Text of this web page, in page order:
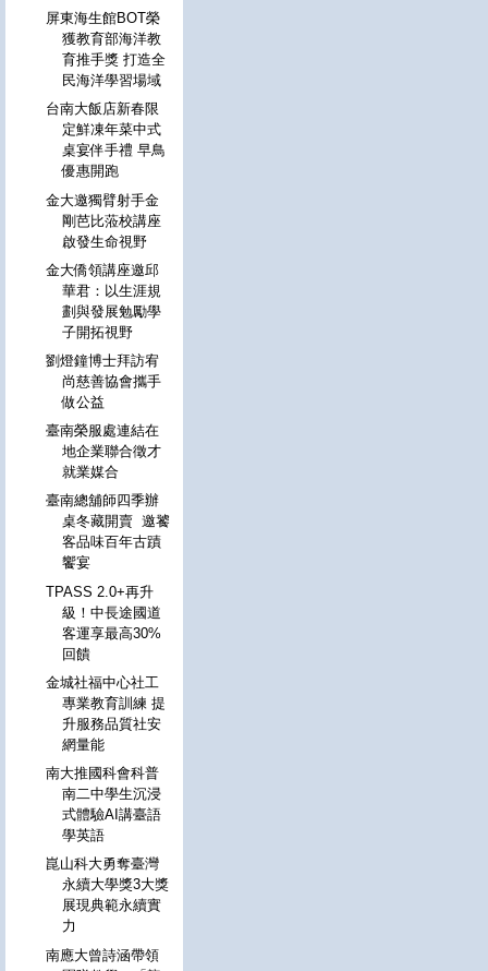
屏東海生館BOT榮
獲教育部海洋教
育推手獎 打造全
民海洋學習場域
台南大飯店新春限
定鮮凍年菜中式
桌宴伴手禮 早鳥
優惠開跑
金大邀獨臂射手金
剛芭比蒞校講座
啟發生命視野
金大僑領講座邀邱
華君：以生涯規
劃與發展勉勵學
子開拓視野
劉燈鐘博士拜訪宥
尚慈善協會攜手
做公益
臺南榮服處連結在
地企業聯合徵才
就業媒合
臺南總舖師四季辦
桌冬藏開賣 邀饕
客品味百年古蹟
饗宴
TPASS 2.0+再升
級！中長途國道
客運享最高30%
回饋
金城社福中心社工
專業教育訓練 提
升服務品質社安
網量能
南大推國科會科普
南二中學生沉浸
式體驗AI講臺語
學英語
崑山科大勇奪臺灣
永續大學獎3大獎
展現典範永續實
力
南應大曾詩涵帶領